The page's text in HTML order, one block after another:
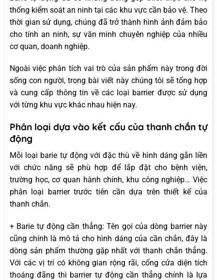
thống kiểm soát an ninh tại các khu vực cần bảo vệ. Theo
thời gian sử dụng, chúng đã trở thành hình ảnh đảm bảo
cho tính an ninh, sự văn minh chuyên nghiệp của nhiều
cơ quan, doanh nghiệp.
Ngoài việc phân tích vai trò của sản phẩm này trong đời
sống con người, trong bài viết này chúng tôi sẽ tổng hợp
và cung cấp thông tin về các loại barrier được sử dụng
với từng khu vực khác nhau hiện nay.
Phân loại dựa vào kết cấu của thanh chắn tự
động
Mỗi loại barie tự động với đặc thù về hình dáng gắn liền
với chức năng sẽ phù hợp để lắp đặt cho bệnh viện,
trường học, cơ quan hành chính, khu công nghiệp… Việc
phân loại barrier trước tiên cần dựa trên thiết kế của
thanh chắn.
+ Barie tự động cần thẳng: Tên gọi của dòng barrier này
cũng chính là mô tả cho hình dáng của cần chắn, đây là
dòng sản phẩm thường gặp nhất với thanh chắn thẳng.
Với các vị trí có không gian rộng rãi, cổng cửa diện tích
thoáng đãng thì barrier tự động cần thẳng chính là lựa